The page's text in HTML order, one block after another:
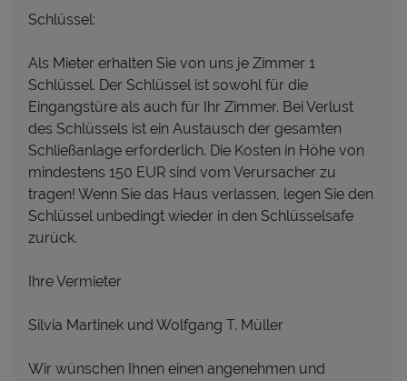
Schlüssel:
Als Mieter erhalten Sie von uns je Zimmer 1
Schlüssel. Der Schlüssel ist sowohl für die
Eingangstüre als auch für Ihr Zimmer. Bei Verlust
des Schlüssels ist ein Austausch der gesamten
Schließanlage erforderlich. Die Kosten in Höhe von
mindestens 150 EUR sind vom Verursacher zu
tragen! Wenn Sie das Haus verlassen, legen Sie den
Schlüssel unbedingt wieder in den Schlüsselsafe
zurück.
Ihre Vermieter
Silvia Martinek und Wolfgang T. Müller
Wir wünschen Ihnen einen angenehmen und